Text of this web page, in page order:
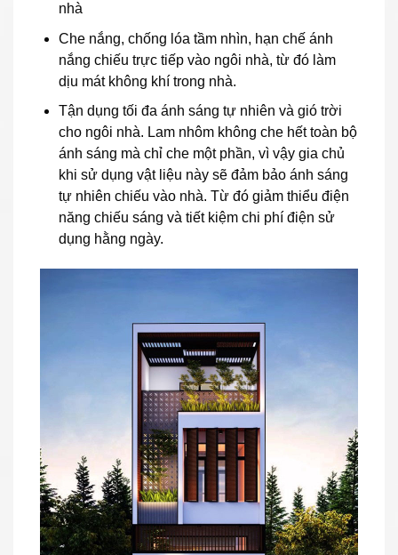
nhà
Che nắng, chống lóa tầm nhìn, hạn chế ánh
nắng chiếu trực tiếp vào ngôi nhà, từ đó làm
dịu mát không khí trong nhà.
Tận dụng tối đa ánh sáng tự nhiên và gió trời
cho ngôi nhà. Lam nhôm không che hết toàn bộ
ánh sáng mà chỉ che một phần, vì vậy gia chủ
khi sử dụng vật liệu này sẽ đảm bảo ánh sáng
tự nhiên chiếu vào nhà. Từ đó giảm thiểu điện
năng chiếu sáng và tiết kiệm chi phí điện sử
dụng hằng ngày.